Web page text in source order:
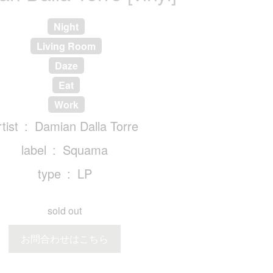
Night
Living Room
Daze
Eat
Work
Damian Dalla Torre
label
Squama
type
LP
sold out
お問合わせはこちら